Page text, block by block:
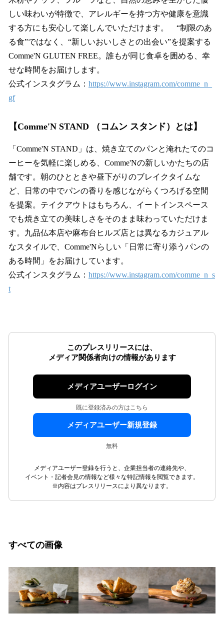
しい味わいが特徴で、アレルギーを持つ方や健康を意識
する方にも安心して楽しんでいただけます。 “制限のあ
る食”ではなく、“新しいおいしさとの出会い”を提案する
Comme'N GLUTEN FREE。誰もが同じ食卓を囲める、幸
せな時間をお届けします。
公式インスタグラム： https://www.instagram.com/comme_n_
gf
【Comme'N STAND （コムン スタンド）とは】
「Comme'N STAND」は、焼き立てのパンと淹れたてのコ
ーヒーを気軽に楽しめる、Comme'Nの新しいかたちの店
舗です。朝のひとときや昼下がりのブレイクタイムな
ど、日常の中でパンの香りを感じながらくつろげる空間
を提案。テイクアウトはもちろん、イートインスペース
でも焼き立ての美味しさをそのまま味わっていただけま
す。九品仏本店や麻布台ヒルズ店とは異なるカジュアル
なスタイルで、Comme'Nらしい「日常に寄り添うパンの
ある時間」をお届けしています。
公式インスタグラム： https://www.instagram.com/comme_n_s
t
このプレスリリースには、
メディア関係者向けの情報があります
メディアユーザーログイン
既に登録済みの方はこちら
メディアユーザー新規登録
無料
メディアユーザー登録を行うと、企業担当者の連絡先や、
イベント・記者会見の情報など様々な特記情報を閲覧できます。
※内容はプレスリリースにより異なります。
すべての画像